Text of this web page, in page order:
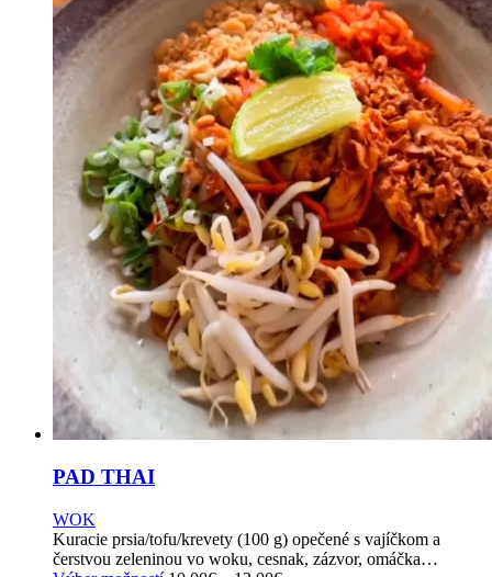
variants.
The
options
may
be
chosen
on
the
product
page
PAD THAI
WOK
Kuracie prsia/tofu/krevety (100 g) opečené s vajíčkom a
čerstvou zeleninou vo woku, cesnak, zázvor, omáčka…